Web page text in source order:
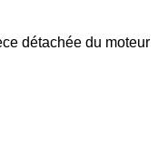
détachée du moteur